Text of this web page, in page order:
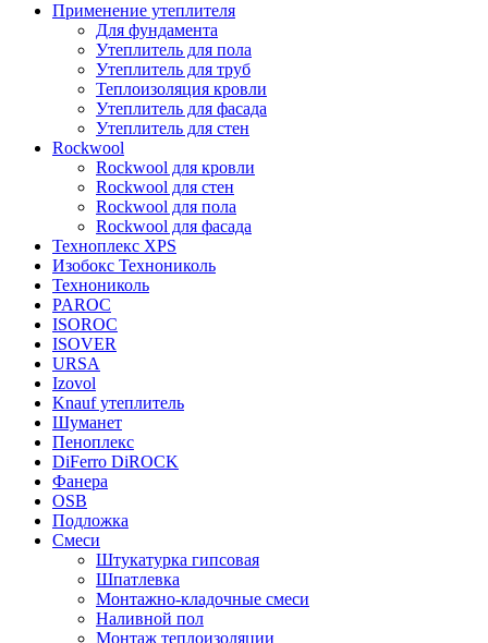
Применение утеплителя
Для фундамента
Утеплитель для пола
Утеплитель для труб
Теплоизоляция кровли
Утеплитель для фасада
Утеплитель для стен
Rockwool
Rockwool для кровли
Rockwool для стен
Rockwool для пола
Rockwool для фасада
Техноплекс XPS
Изобокс Технониколь
Технониколь
PAROC
ISOROC
ISOVER
URSA
Izovol
Knauf утеплитель
Шуманет
Пеноплекс
DiFerro DiROCK
Фанера
OSB
Подложка
Смеси
Штукатурка гипсовая
Шпатлевка
Монтажно-кладочные смеси
Наливной пол
Монтаж теплоизоляции